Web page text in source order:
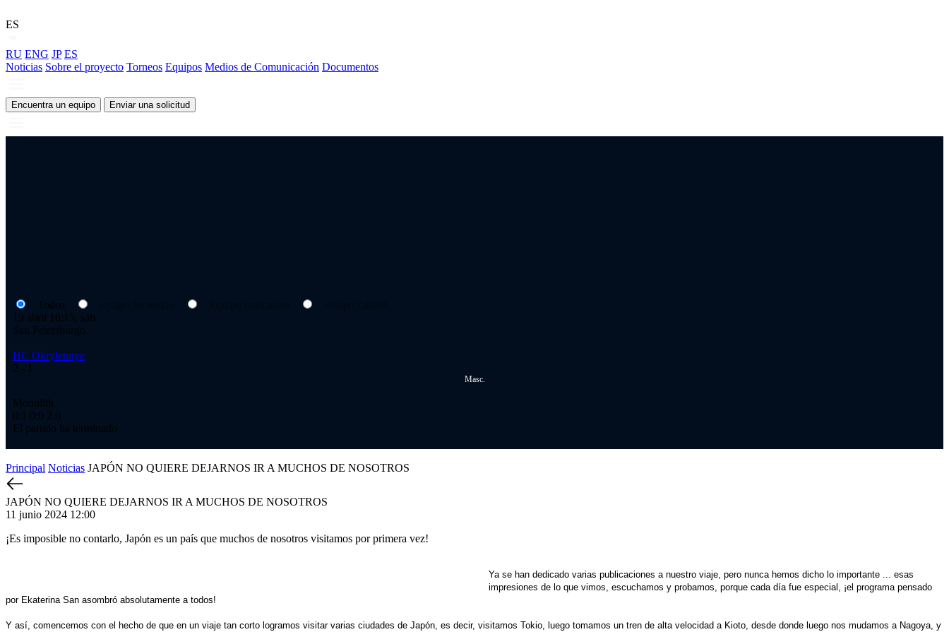
ES
RU ENG JP ES
Noticias Sobre el proyecto Torneos Equipos Medios de Comunicación Documentos
Encuentra un equipo Enviar una solicitud
Todos
19 abril 16:15, sáb
San Petersburgo
HC Okrylennye
2 - 1
Masc.
Monolith
0:1 0:0 2:0
El partido ha terminado
Principal Noticias JAPÓN NO QUIERE DEJARNOS IR A MUCHOS DE NOSOTROS
JAPÓN NO QUIERE DEJARNOS IR A MUCHOS DE NOSOTROS
11 junio 2024 12:00
¡Es imposible no contarlo, Japón es un país que muchos de nosotros visitamos por primera vez!
Ya se han dedicado varias publicaciones a nuestro viaje, pero nunca hemos dicho lo importante ... esas
impresiones de lo que vimos, escuchamos y probamos, porque cada día fue especial, ¡el programa pensado
por Ekaterina San asombró absolutamente a todos!
Y así, comencemos con el hecho de que en un viaje tan corto logramos visitar varias ciudades de Japón, es decir, visitamos Tokio, luego tomamos un tren de alta velocidad a Kioto, desde donde luego nos mudamos a Nagoya, y